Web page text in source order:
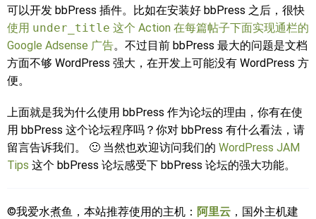
可以开发 bbPress 插件。比如在安装好 bbPress 之后，很快
使用 under_title 这个 Action 在每篇帖子下面实现通栏的
Google Adsense 广告。不过目前 bbPress 最大的问题是文档
方面不够 WordPress 强大，在开发上可能没有 WordPress 方
便。
上面就是我为什么使用 bbPress 作为论坛的理由，你有在使
用 bbPress 这个论坛程序吗？你对 bbPress 有什么看法，请
留言告诉我们。 🙂 当然也欢迎访问我们的 WordPress JAM
Tips 这个 bbPress 论坛感受下 bbPress 论坛的强大功能。
©我爱水煮鱼，本站推荐使用的主机： 阿里云 ，国外主机建